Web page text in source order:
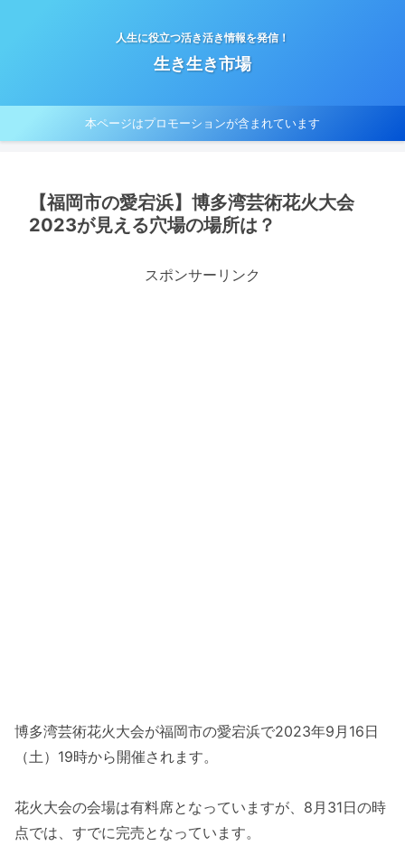
人生に役立つ活き活き情報を発信！
生き生き市場
本ページはプロモーションが含まれています
【福岡市の愛宕浜】博多湾芸術花火大会
2023が見える穴場の場所は？
スポンサーリンク
博多湾芸術花火大会が福岡市の愛宕浜で2023年9月16日
（土）19時から開催されます。
花火大会の会場は有料席となっていますが、8月31日の時
点では、すでに完売となっています。